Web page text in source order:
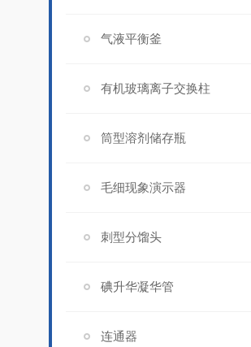
气液平衡釜
有机玻璃离子交换柱
筒型溶剂储存瓶
毛细现象演示器
刺型分馏头
碘升华凝华管
连通器